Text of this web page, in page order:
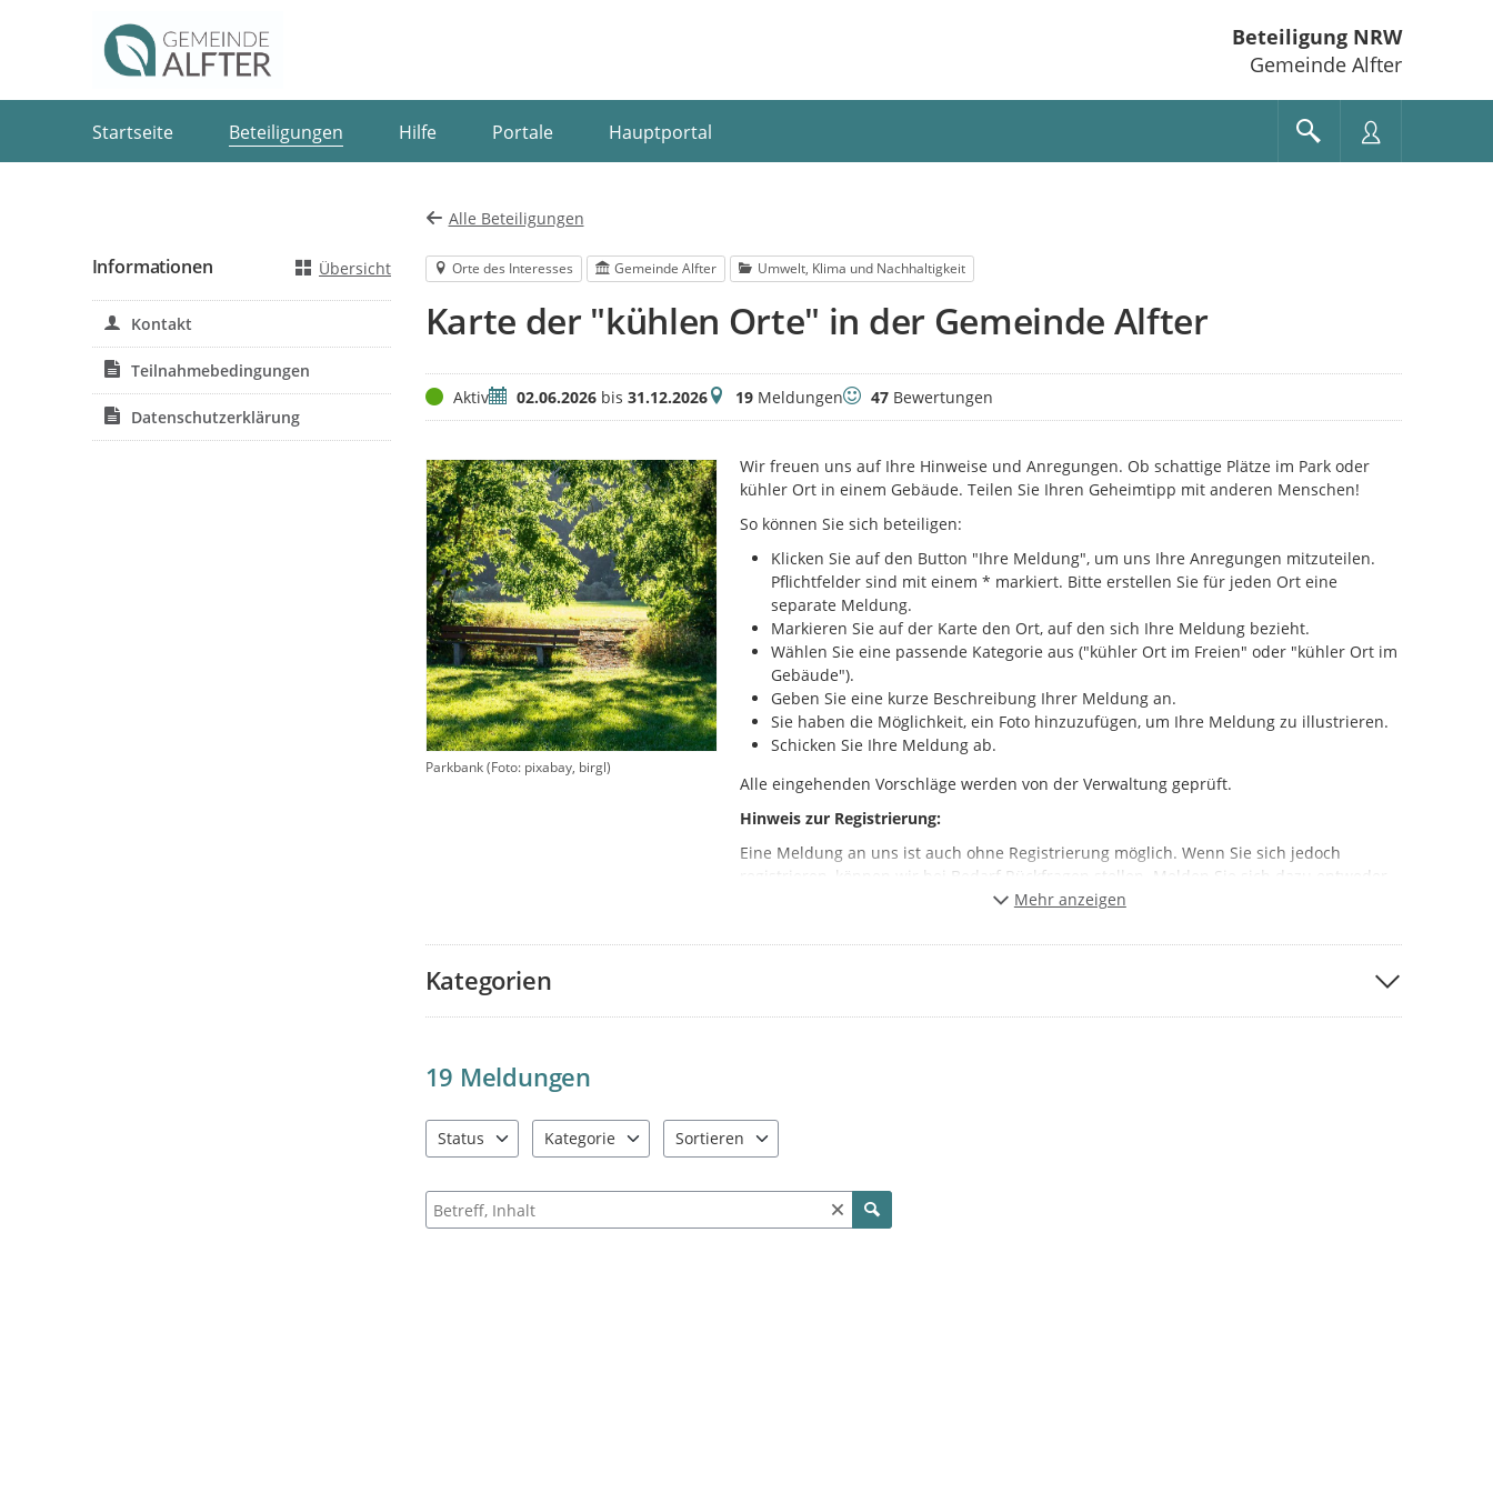
Beteiligung NRW
Gemeinde Alfter
Startseite Beteiligungen Hilfe Portale Hauptportal
Alle Beteiligungen
Orte des Interesses Gemeinde Alfter Umwelt, Klima und Nachhaltigkeit
Karte der "kühlen Orte" in der Gemeinde Alfter
StatusAktivZeitraum
02.06.2026bis 31.12.2026Meldungen
19MeldungenBewertungen
47Bewertungen
Parkbank (Foto: pixabay, birgl)
Wir freuen uns auf Ihre Hinweise und Anregungen. Ob schattige Plätze im Park oder
kühler Ort in einem Gebäude. Teilen Sie Ihren Geheimtipp mit anderen Menschen!
So können Sie sich beteiligen:
Klicken Sie auf den Button "Ihre Meldung", um uns Ihre Anregungen mitzuteilen.
Pflichtfelder sind mit einem * markiert. Bitte erstellen Sie für jeden Ort eine
separate Meldung.
Markieren Sie auf der Karte den Ort, auf den sich Ihre Meldung bezieht.
Wählen Sie eine passende Kategorie aus ("kühler Ort im Freien" oder "kühler Ort im
Gebäude").
Geben Sie eine kurze Beschreibung Ihrer Meldung an.
Sie haben die Möglichkeit, ein Foto hinzuzufügen, um Ihre Meldung zu illustrieren.
Schicken Sie Ihre Meldung ab.
Alle eingehenden Vorschläge werden von der Verwaltung geprüft.
Hinweis zur Registrierung:
Eine Meldung an uns ist auch ohne Registrierung möglich. Wenn Sie sich jedoch
registrieren, können wir bei Bedarf Rückfragen stellen. Melden Sie sich dazu entweder
direkt hier im Portal oder mittels der BundID an und geben Sie Ihre Meldung im
Mehr anzeigen
Kategorien
19 Meldungen
Status
Kategorie
Sortieren
Suche nach Meldungen und Kommentaren
Informationen Übersicht
Kontakt
Teilnahmebedingungen
Datenschutzerklärung